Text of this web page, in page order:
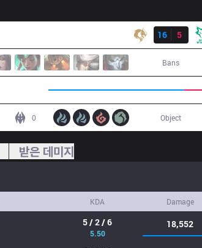
16
5
Bans
0 Object
받은 데미지
KDA Damage
5 / 2 / 6
5.50
18,552